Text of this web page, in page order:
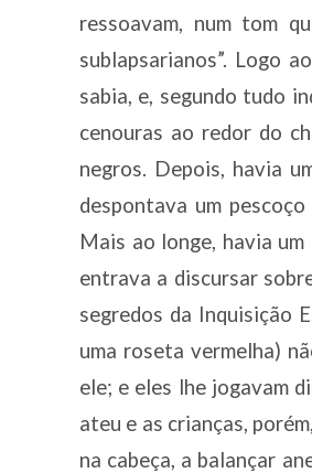
ressoavam, num tom
sublapsarianos”. Logo
sabia, e, segundo tudo
cenouras ao redor do
negros. Depois, havia
despontava um
Mais ao longe, havia
entrava a discursar
segredos da Inquisição
uma roseta vermelha)
ele; e eles lhe jogavam
ateu e as crianças,
na cabeça, a balançar